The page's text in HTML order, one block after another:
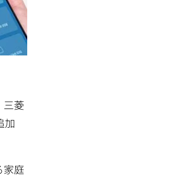
三菱
加
家庭